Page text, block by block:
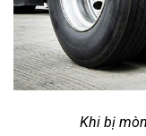
Khi bị